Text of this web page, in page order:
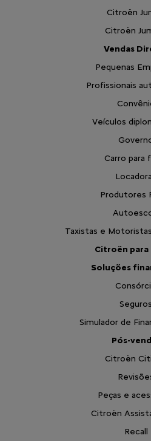
Citroën
Citroën
Vendas
Pequenas
Profissionais
Veículos
Carro para
Produtores
Taxistas e
Citroën para
Soluções
Seguros
Simulador de
Pós-
Citroën
Peças e
Citroën
Recall